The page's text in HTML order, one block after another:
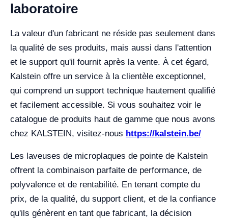
laboratoire
La valeur d'un fabricant ne réside pas seulement dans
la qualité de ses produits, mais aussi dans l'attention
et le support qu'il fournit après la vente. À cet égard,
Kalstein offre un service à la clientèle exceptionnel,
qui comprend un support technique hautement qualifié
et facilement accessible. Si vous souhaitez voir le
catalogue de produits haut de gamme que nous avons
chez KALSTEIN, visitez-nous https://kalstein.be/
Les laveuses de microplaques de pointe de Kalstein
offrent la combinaison parfaite de performance, de
polyvalence et de rentabilité. En tenant compte du
prix, de la qualité, du support client, et de la confiance
qu'ils génèrent en tant que fabricant, la décision